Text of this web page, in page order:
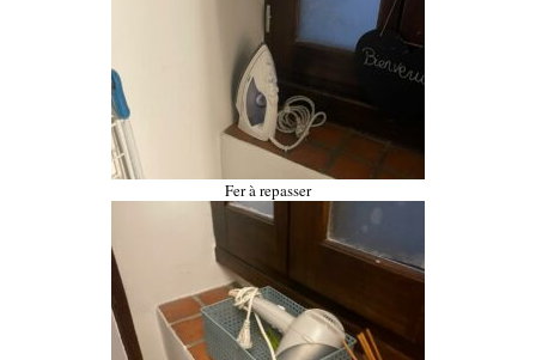
Fer à repasser